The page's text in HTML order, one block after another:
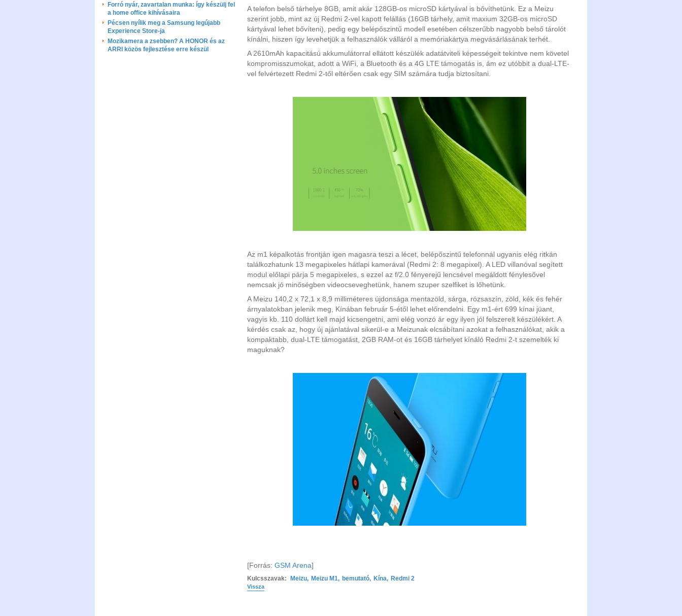
Forró nyár, zavartalan munka: így készülj fel
a home office kihívásaira
Pécsen nyílik meg a Samsung legújabb
Experience Store-ja
Mozikamera a zsebben? A HONOR és az
ARRI közös fejlesztése erre készül
A telefon belső tárhelye 8GB, amit akár 128GB-os microSD kártyával is bővíthetünk. Ez a Meizu
szerint jobb, mint az új Redmi 2-vel kapott felállás (16GB tárhely, amit maxium 32GB-os microSD
kártyával lehet bővíteni), pedig egy belépőszintű modell esetében célszerűbb nagyobb belső tárolót
kínálni, hiszen így levehetjük a felhasználók válláról a memóriakártya megvásárlásának terhét.
A 2610mAh kapacitású akkumulátorral ellátott készülék adatátviteli képességeit tekintve nem követel
kompromisszumokat, adott a WiFi, a Bluetooth és a 4G LTE támogatás is, ám ez utóbbit a dual-LTE-
vel felvértezett Redmi 2-től eltérően csak egy SIM számára tudja biztosítani.
Az m1 képalkotás frontján igen magasra teszi a lécet, belépőszintű telefonnál ugyanis elég ritkán
találkozhatunk 13 megapixeles hátlapi kamerával (Redmi 2: 8 megapixel). A LED villanóval segített
modul előlapi párja 5 megapixeles, s ezzel az f/2.0 fényerejű lencsével megáldott fénylesővel
nemcsak jó minőségben videocseveghetünk, hanem szuper szelfiket is lőhetünk.
A Meizu 140,2 x 72,1 x 8,9 milliméteres újdonsága mentazöld, sárga, rózsaszín, zöld, kék és fehér
árnyalatokban jelenik meg, Kínában február 5-étől lehet előrendelni. Egy m1-ért 699 kínai jüant,
vagyis kb. 110 dollárt kell majd kicsengetni, ami elég vonzó ár egy ilyen jól felszerelt készülékért. A
kérdés csak az, hogy új ajánlatával sikerül-e a Meizunak elcsábítani azokat a felhasználókat, akik a
kompaktabb, dual-LTE támogatást, 2GB RAM-ot és 16GB tárhelyet kínáló Redmi 2-t szemelték ki
maguknak?
[Forrás: GSM Arena]
Kulcsszavak: Meizu, Meizu M1, bemutató, Kína, Redmi 2
Vissza